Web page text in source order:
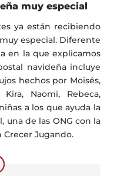
muy especial
ya están recibiendo
especial. Diferente
en la que explicamos
navideña incluye
hechos por Moisés,
Naomi, Rebeca,
a los que ayuda la
una de las ONG con la
Crecer Jugando.